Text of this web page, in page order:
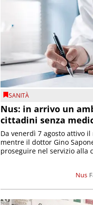
SANITÀ
Nus: in arrivo un
cittadini senza
Nus
Da venerdì 7 agosto attivo
mentre il dottor Gino
proseguire nel servizio alla